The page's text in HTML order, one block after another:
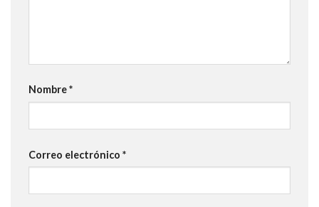
Nombre*
Correo electrónico *